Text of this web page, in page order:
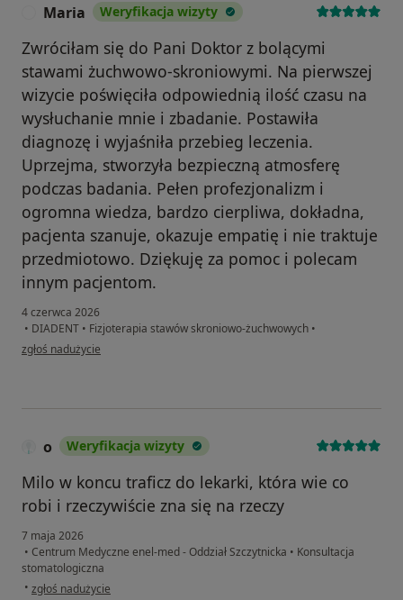
Maria Weryfikacja wizyty
Zwróciłam się do Pani Doktor z bolącymi
stawami żuchwowo-skroniowymi. Na pierwszej
wizycie poświęciła odpowiednią ilość czasu na
wysłuchanie mnie i zbadanie. Postawiła
diagnozę i wyjaśniła przebieg leczenia.
Uprzejma, stworzyła bezpieczną atmosferę
podczas badania. Pełen profezjonalizm i
ogromna wiedza, bardzo cierpliwa, dokładna,
pacjenta szanuje, okazuje empatię i nie traktuje
przedmiotowo. Dziękuję za pomoc i polecam
innym pacjentom.
4 czerwca 2026
• DIADENT • Fizjoterapia stawów skroniowo-żuchwowych •
w opinii użytkownika Maria
zgłoś nadużycie
o Weryfikacja wizyty
Milo w koncu traficz do lekarki, która wie co
robi i rzeczywiście zna się na rzeczy
7 maja 2026
• Centrum Medyczne enel-med - Oddział Szczytnicka • Konsultacja
stomatologiczna
• w opinii użytkownika o
zgłoś nadużycie